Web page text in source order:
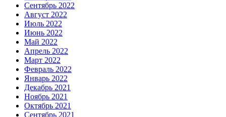
Сентябрь 2022
Август 2022
Июль 2022
Июнь 2022
Май 2022
Апрель 2022
Март 2022
Февраль 2022
Январь 2022
Декабрь 2021
Ноябрь 2021
Октябрь 2021
Сентябрь 2021